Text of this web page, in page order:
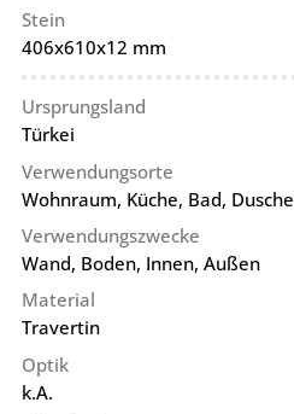
Stein
406x610x12 mm
Ursprungsland
Türkei
Verwendungsorte
Wohnraum, Küche, Bad, Dusche
Verwendungszwecke
Wand, Boden, Innen, Außen
Material
Travertin
Optik
k.A.